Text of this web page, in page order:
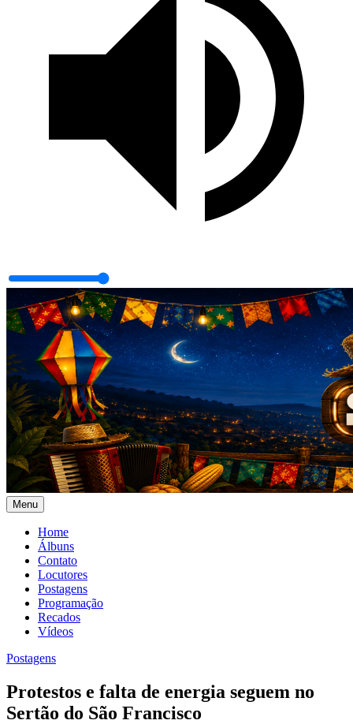
Menu
Home
Álbuns
Contato
Locutores
Postagens
Programação
Recados
Vídeos
Postagens
Protestos e falta de energia seguem no
Sertão do São Francisco